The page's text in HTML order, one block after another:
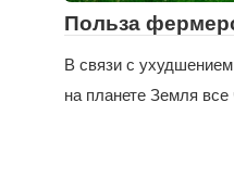
Польза
В связи с
на планете Земля